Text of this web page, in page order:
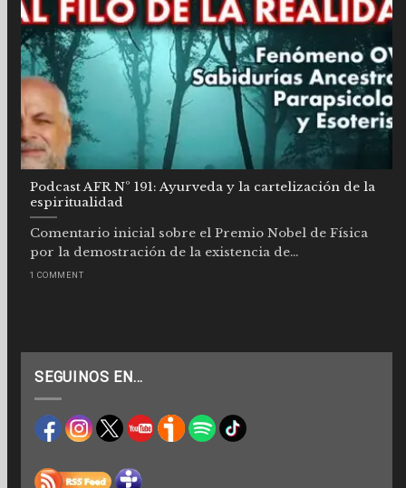
Podcast AFR Nº 191: Ayurveda y la cartelización de la
espiritualidad
Comentario inicial sobre el Premio Nobel de Física
por la demostración de la existencia de...
1 COMMENT
SEGUINOS EN…